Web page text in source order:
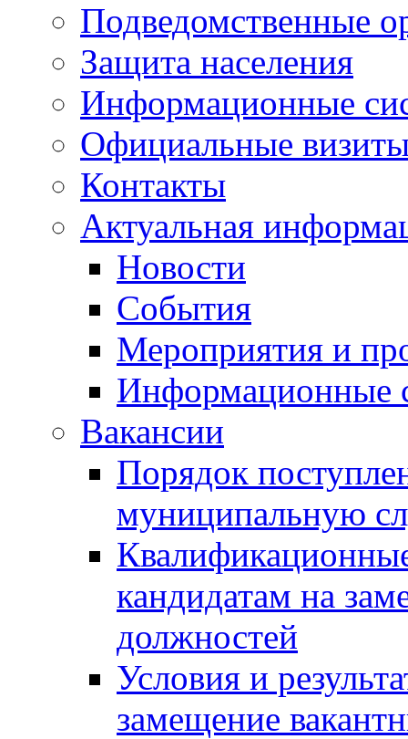
Подведомственные
Защита населения
Информационные
Официальные
Контакты
Актуальная
Новости
События
Мероприятия и
Информационные
Вакансии
Порядок
муниципальную
кандидатам на
должностей
Условия и
замещение